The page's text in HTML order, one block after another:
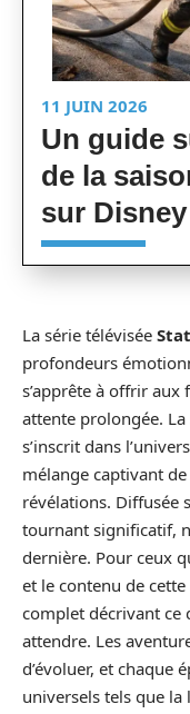
11 JUIN 2026
Un guide
de la
sur
La série télévisée
profondeurs
s’apprête à offrir aux
attente prolongée. La
s’inscrit dans
mélange captivant
révélations. Diffusée
tournant significatif,
dernière. Pour ceux
et le contenu de
complet décrivant ce
attendre. Les
d’évoluer, et chaque
universels tels que la